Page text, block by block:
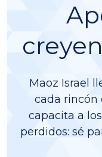
Maoz Israel
cada rincón
capacita a
perdidos: sé